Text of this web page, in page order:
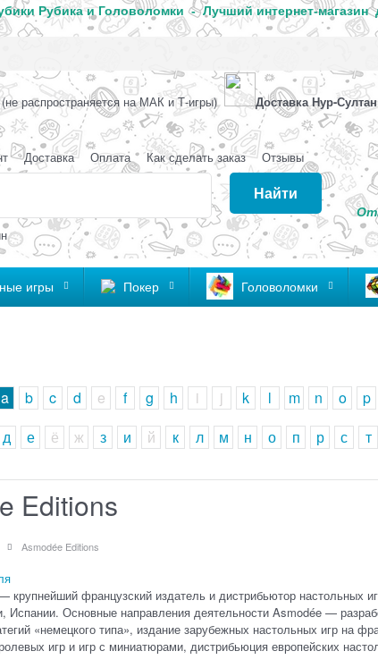
Рубика и Головоломки - Лучший интернет-магазин
(не распространяется на МАК и Т-игры) Доставка Нур-
Доставка Оплата Как сделать заказ Отзывы
Найти
игры Покер Головоломки
a b c d e f g h i j k l m n o p
д е ё ж з и й к л м н о п р с т
Editions
Asmodée Editions
крупнейший французский издатель и дистрибьютор настольных
Испании. Основные направления деятельности Asmodée —
«немецкого типа», издание зарубежных настольных игр на
игр и игр с миниатюрами, дистрибьюция европейских